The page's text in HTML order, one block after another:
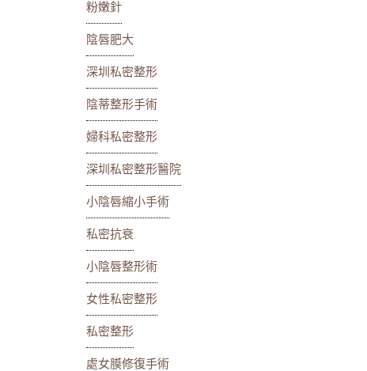
粉嫩針
陰唇肥大
深圳私密整形
陰蒂整形手術
婦科私密整形
深圳私密整形醫院
小陰唇縮小手術
私密抗衰
小陰唇整形術
女性私密整形
私密整形
處女膜修復手術